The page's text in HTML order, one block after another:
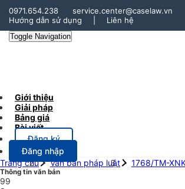
0971.654.238
service.center@caselaw.vn
Hướng dẫn sử dụng
Liên hệ
Toggle Navigation
Giới thiệu
Giải pháp
Bảng giá
Bài viết
Đăng ký
Đăng nhập
Trang chủ
Văn bản pháp luật 1768/TM-
Thông tin văn bản
99